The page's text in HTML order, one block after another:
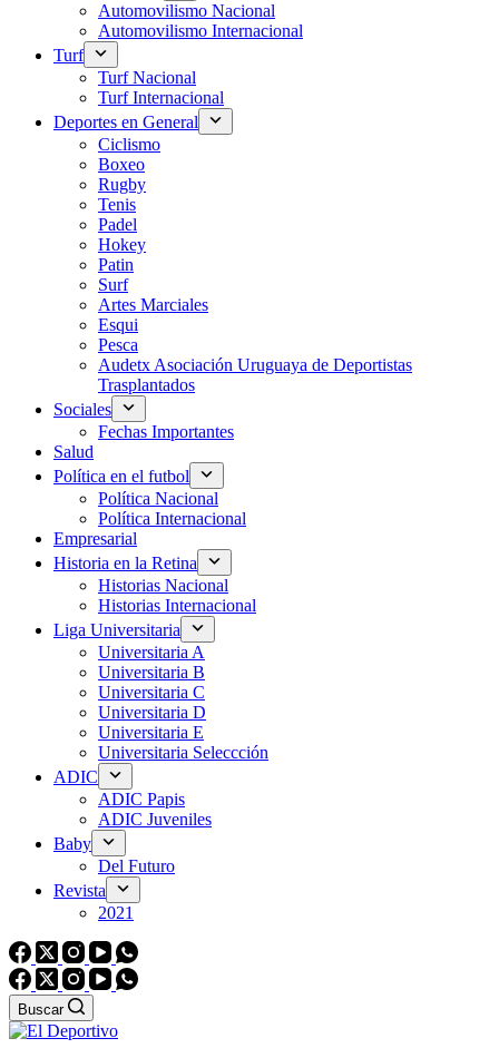
Automovilismo Nacional
Automovilismo Internacional
Turf
Turf Nacional
Turf Internacional
Deportes en General
Ciclismo
Boxeo
Rugby
Tenis
Padel
Hokey
Patin
Surf
Artes Marciales
Esqui
Pesca
Audetx Asociación Uruguaya de Deportistas
Trasplantados
Sociales
Fechas Importantes
Salud
Política en el futbol
Política Nacional
Política Internacional
Empresarial
Historia en la Retina
Historias Nacional
Historias Internacional
Liga Universitaria
Universitaria A
Universitaria B
Universitaria C
Universitaria D
Universitaria E
Universitaria Seleccción
ADIC
ADIC Papis
ADIC Juveniles
Baby
Del Futuro
Revista
2021
Buscar